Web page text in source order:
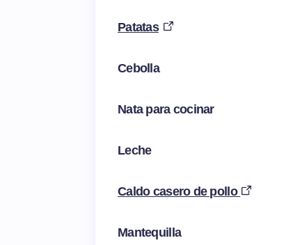
Patatas
Cebolla
Nata para cocinar
Leche
Caldo casero de pollo
Mantequilla